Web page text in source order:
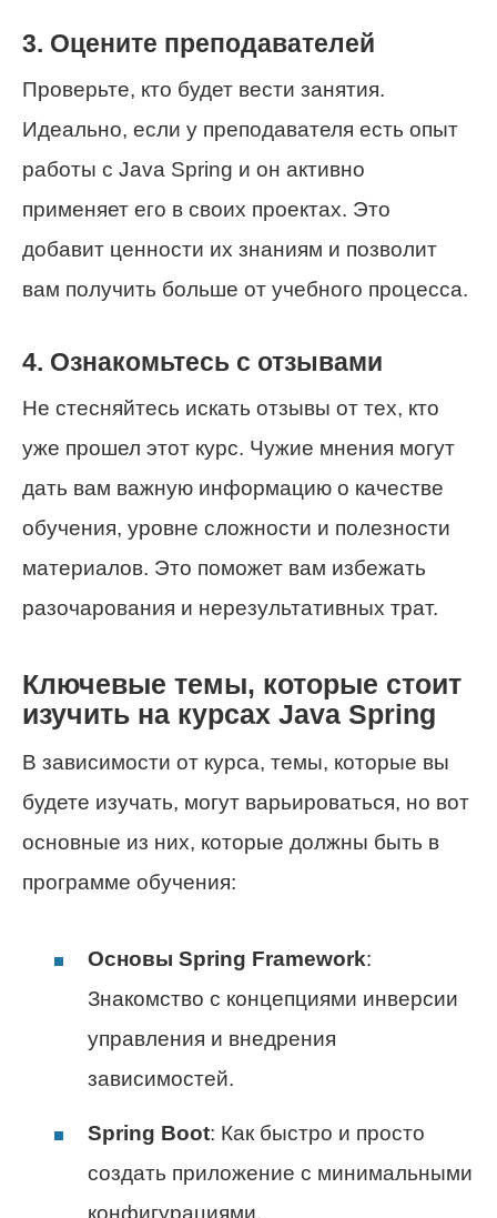
3. Оцените преподавателей
Проверьте, кто будет вести занятия.
Идеально, если у преподавателя есть опыт
работы с Java Spring и он активно
применяет его в своих проектах. Это
добавит ценности их знаниям и позволит
вам получить больше от учебного процесса.
4. Ознакомьтесь с отзывами
Не стесняйтесь искать отзывы от тех, кто
уже прошел этот курс. Чужие мнения могут
дать вам важную информацию о качестве
обучения, уровне сложности и полезности
материалов. Это поможет вам избежать
разочарования и нерезультативных трат.
Ключевые темы, которые стоит
изучить на курсах Java Spring
В зависимости от курса, темы, которые вы
будете изучать, могут варьироваться, но вот
основные из них, которые должны быть в
программе обучения:
Основы Spring Framework:
Знакомство с концепциями инверсии
управления и внедрения
зависимостей.
Spring Boot: Как быстро и просто
создать приложение с минимальными
конфигурациями.